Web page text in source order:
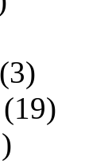
(3)
(19)